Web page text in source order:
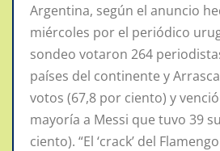
Argentina, según el anuncio
miércoles por el periódico
sondeo votaron 264
países del continente y
votos (67,8 por ciento) y
mayoría a Messi que tuvo 39
ciento). “El ‘crack’ del